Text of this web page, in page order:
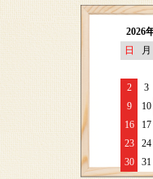
2026
日
月
2
3
9
10
16
17
23
24
30
31